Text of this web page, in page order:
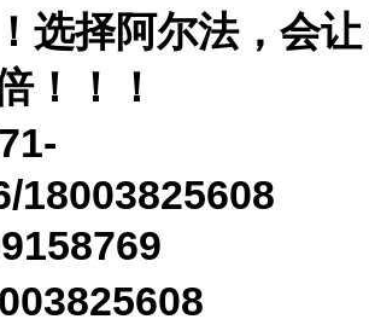
选择阿尔法，会让
！！！
18003825608